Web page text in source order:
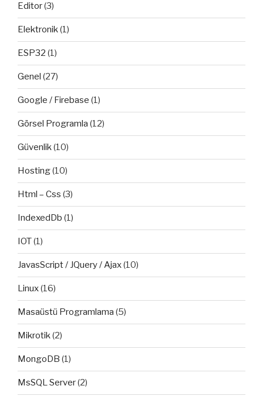
Editor(3)
Elektronik(1)
ESP32 (1)
Genel (27)
Google / Firebase (1)
Görsel Programla (12)
Güvenlik(10)
Hosting(10)
Html – Css (3)
IndexedDb (1)
IOT(1)
JavasScript / JQuery / Ajax(10)
Linux(16)
Masaüstü Programlama (5)
Mikrotik(2)
MongoDB (1)
MsSQL Server(2)